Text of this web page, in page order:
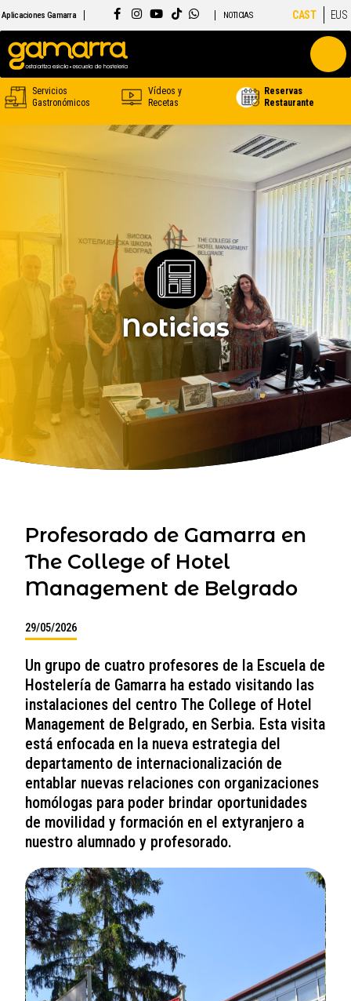
Aplicaciones Gamarra NOTICIAS CAST EUS
Servicios
Gastronómicos
Vídeos y
Recetas
Reservas
Restaurante
Noticias
Profesorado de Gamarra en
The College of Hotel
Management de Belgrado
29/05/2026
Un grupo de cuatro profesores de la Escuela de
Hostelería de Gamarra ha estado visitando las
instalaciones del centro The College of Hotel
Management de Belgrado, en Serbia. Esta visita
está enfocada en la nueva estrategia del
departamento de internacionalización de
entablar nuevas relaciones con organizaciones
homólogas para poder brindar oportunidades
de movilidad y formación en el extyranjero a
nuestro alumnado y profesorado.